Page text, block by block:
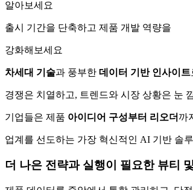
알아보세요
출시 기간을 단축하고 제품 개발 역량을
강화해보세요
차세대 기술과 풍부한 데이터 기반 인사이트
경쟁은 치열하고, 트렌드와 시장 상황은 눈
기업들은 제품 아이디어 구성부터 리오더 까
업계를 선도하는 가장 혁신적인 AI 기반 솔
더 나은 전략과 실행이 필요한 뷰티